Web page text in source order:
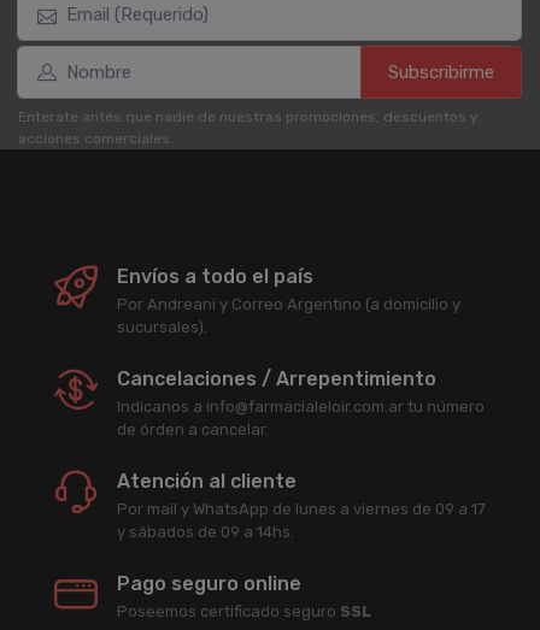
Subscribirme
Enterate antes que nadie de nuestras promociones, descuentos y
acciones comerciales.
Envíos a todo el país
Por Andreani y Correo Argentino (a domicilio y
sucursales).
Cancelaciones / Arrepentimiento
Indicanos a info@farmacialeloir.com.ar tu número
de órden a cancelar.
Atención al cliente
Por mail y WhatsApp de lunes a viernes de 09 a 17
y sábados de 09 a 14hs.
Pago seguro online
Poseemos certificado seguro SSL